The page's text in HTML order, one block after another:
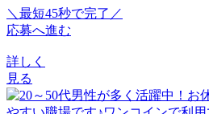
＼最短45秒で完了／
応募へ進む
詳しく
見る